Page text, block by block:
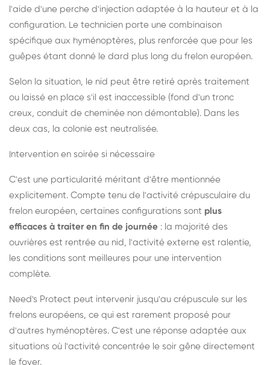
l'aide d'une perche d'injection adaptée à la hauteur et à la
configuration. Le technicien porte une combinaison
spécifique aux hyménoptères, plus renforcée que pour les
guêpes étant donné le dard plus long du frelon européen.
Selon la situation, le nid peut être retiré après traitement
ou laissé en place s'il est inaccessible (fond d'un tronc
creux, conduit de cheminée non démontable). Dans les
deux cas, la colonie est neutralisée.
Intervention en soirée si nécessaire
C'est une particularité méritant d'être mentionnée
explicitement. Compte tenu de l'activité crépusculaire du
frelon européen, certaines configurations sont plus
efficaces à traiter en fin de journée : la majorité des
ouvrières est rentrée au nid, l'activité externe est ralentie,
les conditions sont meilleures pour une intervention
complète.
Need's Protect peut intervenir jusqu'au crépuscule sur les
frelons européens, ce qui est rarement proposé pour
d'autres hyménoptères. C'est une réponse adaptée aux
situations où l'activité concentrée le soir gêne directement
le foyer.